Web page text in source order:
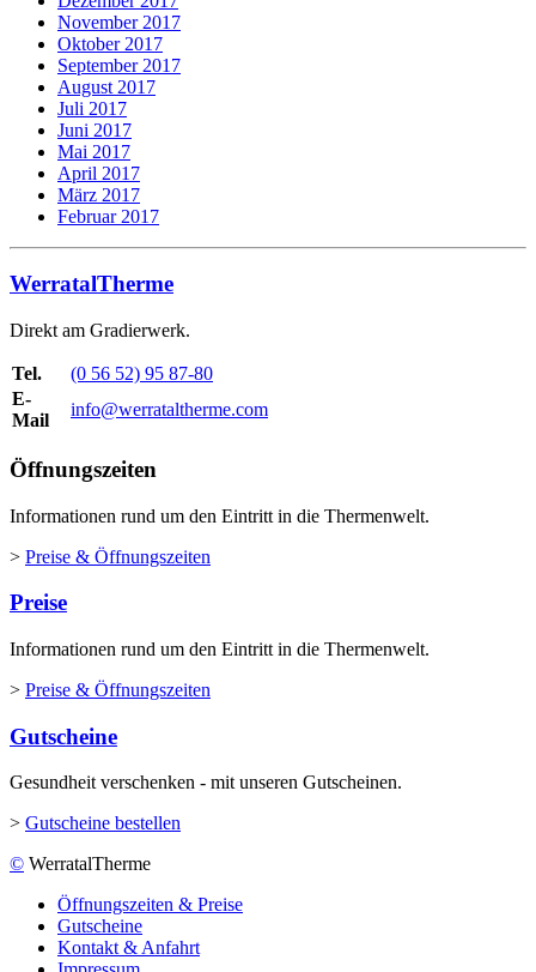
November 2017
Oktober 2017
September 2017
August 2017
Juli 2017
Juni 2017
Mai 2017
April 2017
März 2017
Februar 2017
WerratalTherme
Direkt am Gradierwerk.
Tel.
(0 56 52) 95 87-80
E-
Mail
info@werrataltherme.com
Öffnungszeiten
Informationen rund um den Eintritt in die Thermenwelt.
> Preise & Öffnungszeiten
Preise
Informationen rund um den Eintritt in die Thermenwelt.
> Preise & Öffnungszeiten
Gutscheine
Gesundheit verschenken - mit unseren Gutscheinen.
> Gutscheine bestellen
© WerratalTherme
Öffnungszeiten & Preise
Gutscheine
Kontakt & Anfahrt